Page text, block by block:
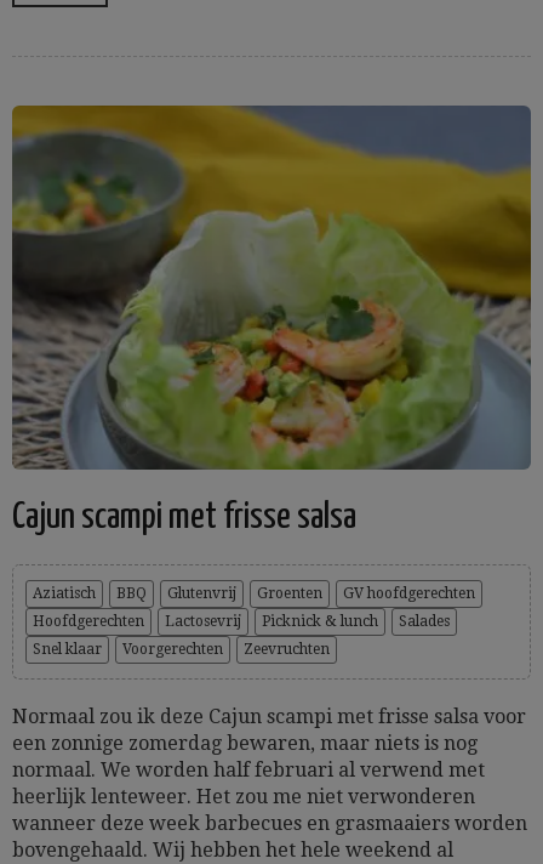
Cajun scampi met frisse salsa
Aziatisch BBQ Glutenvrij Groenten
GV hoofdgerechten
Hoofdgerechten
Lactosevrij Picknick & lunch
Salades
Snel klaar
Voorgerechten Zeevruchten
Normaal zou ik deze Cajun scampi met frisse salsa voor
een zonnige zomerdag bewaren, maar niets is nog
normaal. We worden half februari al verwend met
heerlijk lenteweer. Het zou me niet verwonderen
wanneer deze week barbecues en grasmaaiers worden
bovengehaald. Wij hebben het hele weekend al